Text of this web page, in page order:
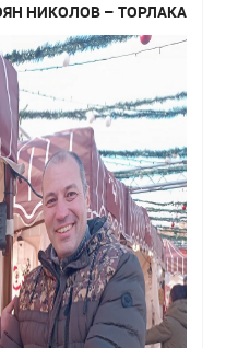
НИКОЛОВ – ТОРЛАКА